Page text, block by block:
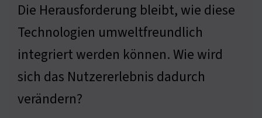
Die Herausforderung bleibt, wie diese
Technologien umweltfreundlich
integriert werden können. Wie wird
sich das Nutzererlebnis dadurch
verändern?